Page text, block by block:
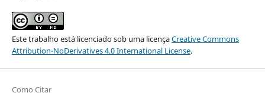
Este trabalho está licenciado sob uma licençaCreative Commons
Attribution-NoDerivatives 4.0 International License.
Como Citar